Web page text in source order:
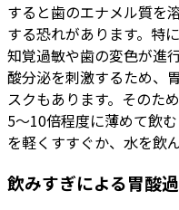
すると歯のエナメル質を
する恐れがあります。特
知覚過敏や歯の変色が進
酸分泌を刺激するため、
スクもあります。そのた
5〜10倍程度に薄めて飲
を軽くすすぐか、水を飲
飲みすぎによる胃酸